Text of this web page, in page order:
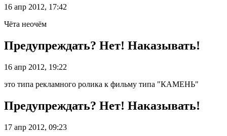
16 апр 2012, 17:42
Чёта неочём
Предупреждать? Нет! Наказывать!
16 апр 2012, 19:22
это типа рекламного ролика к фильму типа "КАМЕНЬ"
Предупреждать? Нет! Наказывать!
17 апр 2012, 09:23